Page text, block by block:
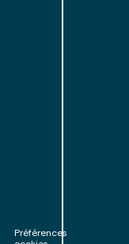
Préférences